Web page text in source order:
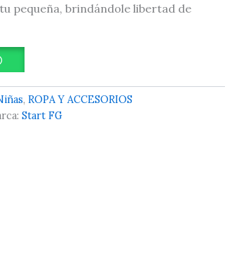
pequeña, brindándole libertad de
,ROPA Y ACCESORIOS
Start FG